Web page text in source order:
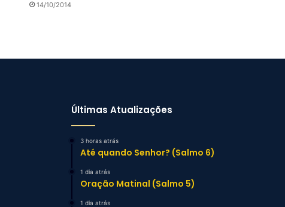
14/10/2014
Últimas Atualizações
3 horas atrás
Até quando Senhor? (Salmo 6)
1 dia atrás
Oração Matinal (Salmo 5)
1 dia atrás